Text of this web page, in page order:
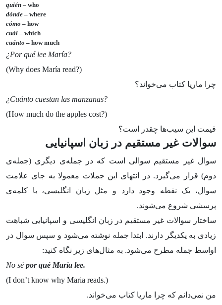
quién – who
dónde – where
cómo – how
cuál – which
cuánto – how much
¿Por qué lee María?
(Why does María read?)
چرا ماریا کتاب می‌خواند؟
¿Cuánto cuestan las manzanas?
(How much do the apples cost?)
قیمت این سیب‌ها چقدر است؟
سوالات غیر مستقیم در زبان اسپانیایی
سوال غیر مستقیم سوالی است که در جمله‌ی دیگری (جمله‌ی
دوم) قرار می‌گیرد. در انتهای این جملات معمولا به جای علامت
سوال، یک نقطه وجود دارد و مثل زبان انگلیسی، با کلمه‌ی
پرسشی شروع می‌شوند.
ساختار سوالات غیر مستقیم در زبان انگلیسی و اسپانیایی شباهت
زیادی به یکدیگر دارند. ابتدا جمله نوشته می‌شود و سپس سوال در
اواسط جمله مطرح می‌شود. به مثال‌های زیر نگاه کنید:
No sépor qué María lee.
(I don’t know why Maria reads.)
من نمی‌دانم که چرا ماریا کتاب می‌خواند.